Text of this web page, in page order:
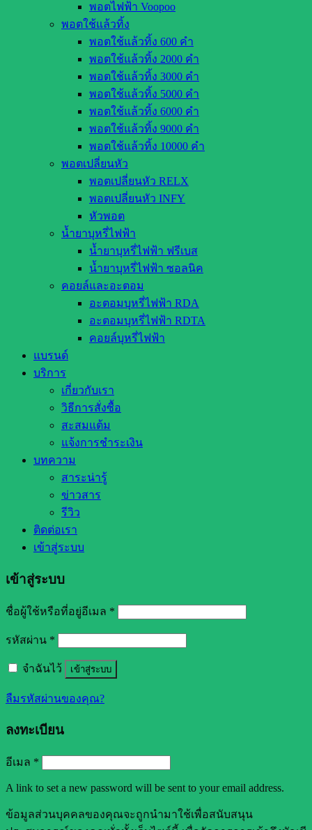
พอตไฟฟ้า Voopoo
พอตใช้แล้วทิ้ง
พอตใช้แล้วทิ้ง 600 คำ
พอตใช้แล้วทิ้ง 2000 คำ
พอตใช้แล้วทิ้ง 3000 คำ
พอตใช้แล้วทิ้ง 5000 คำ
พอตใช้แล้วทิ้ง 6000 คำ
พอตใช้แล้วทิ้ง 9000 คำ
พอตใช้แล้วทิ้ง 10000 คำ
พอตเปลี่ยนหัว
พอตเปลี่ยนหัว RELX
พอตเปลี่ยนหัว INFY
หัวพอต
น้ำยาบุหรี่ไฟฟ้า
น้ำยาบุหรี่ไฟฟ้า ฟรีเบส
น้ำยาบุหรี่ไฟฟ้า ซอลนิค
คอยล์และอะตอม
อะตอมบุหรี่ไฟฟ้า RDA
อะตอมบุหรี่ไฟฟ้า RDTA
คอยล์บุหรี่ไฟฟ้า
แบรนด์
บริการ
เกี่ยวกับเรา
วิธีการสั่งซื้อ
สะสมแต้ม
แจ้งการชำระเงิน
บทความ
สาระน่ารู้
ข่าวสาร
รีวิว
ติดต่อเรา
เข้าสู่ระบบ
เข้าสู่ระบบ
ชื่อผู้ใช้หรือที่อยู่อีเมล *
รหัสผ่าน *
จำฉันไว้ เข้าสู่ระบบ
ลืมรหัสผ่านของคุณ?
ลงทะเบียน
อีเมล *
A link to set a new password will be sent to your email address.
ข้อมูลส่วนบุคคลของคุณจะถูกนำมาใช้เพื่อสนับสนุน